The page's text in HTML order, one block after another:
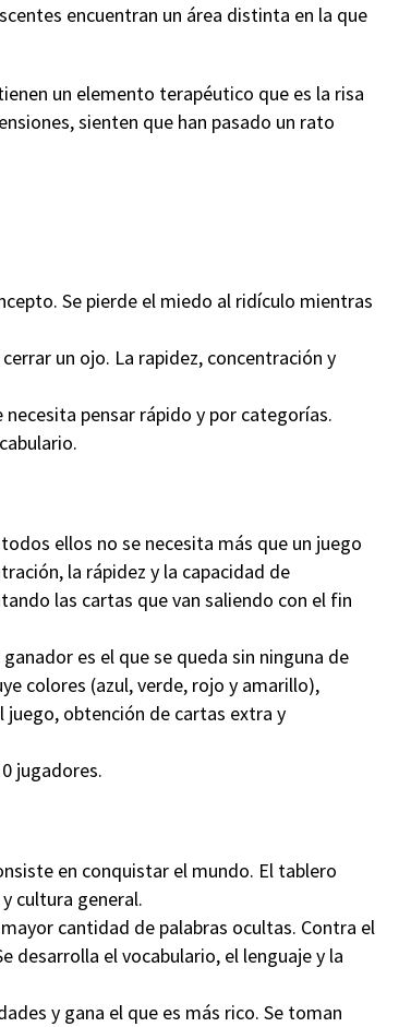
encuentran un área distinta en la que
un elemento terapéutico que es la risa
sienten que han pasado un rato
Se pierde el miedo al ridículo mientras
un ojo. La rapidez, concentración y
pensar rápido y por categorías.
ellos no se necesita más que un juego
la rápidez y la capacidad de
las cartas que van saliendo con el fin
es el que se queda sin ninguna de
colores (azul, verde, rojo y amarillo),
juego, obtención de cartas extra y
jugadores.
en conquistar el mundo. El tablero
cultura general.
cantidad de palabras ocultas. Contra el
desarrolla el vocabulario, el lenguaje y la
y gana el que es más rico. Se toman